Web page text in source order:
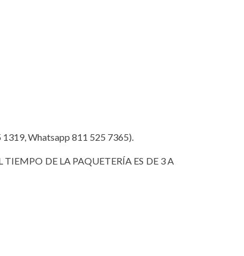
Whatsapp 811 525 7365).
DE LA PAQUETERÍA ES DE 3 A